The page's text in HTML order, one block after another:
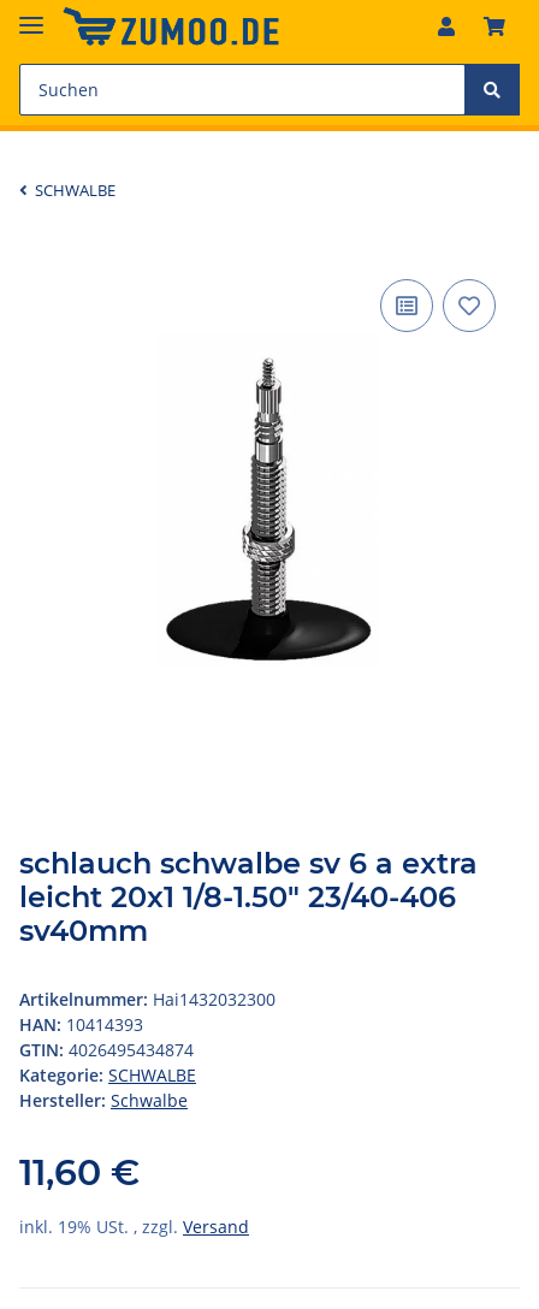
SCHWALBE
schlauch schwalbe sv 6 a extra
leicht 20x1 1/8-1.50" 23/40-406
sv40mm
Artikelnummer: Hai1432032300
HAN: 10414393
GTIN: 4026495434874
Kategorie: SCHWALBE
Hersteller: Schwalbe
11,60 €
inkl. 19% USt. , zzgl. Versand